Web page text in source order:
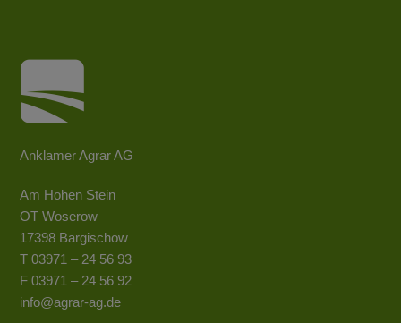
Anklamer Agrar AG
Am Hohen Stein
OT Woserow
17398 Bargischow
T 03971 – 24 56 93
F 03971 – 24 56 92
info@agrar-ag.de